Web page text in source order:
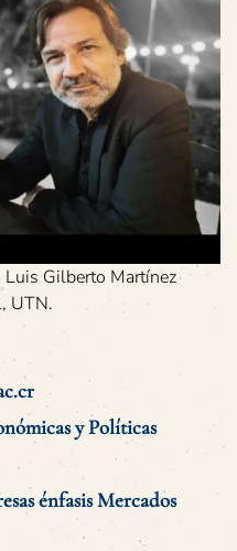
Luis Gilberto Martínez
UTN.
y Políticas
énfasis Mercados